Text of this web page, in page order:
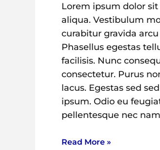
Lorem ipsum dolor
aliqua. Vestibulum
curabitur gravida
Phasellus egestas
facilisis. Nunc
consectetur. Purus
lacus. Egestas sed
ipsum. Odio eu
pellentesque nec
Read More »